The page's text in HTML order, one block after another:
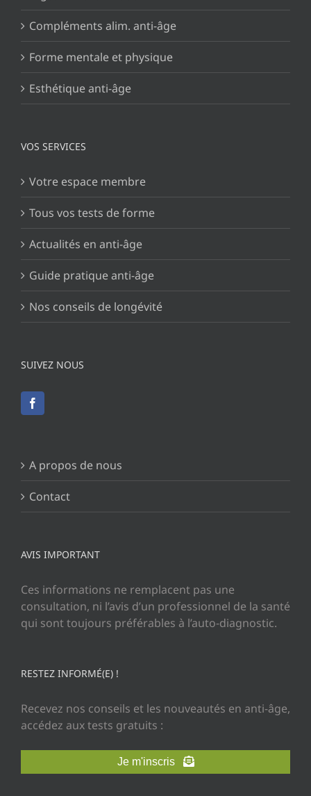
Compléments alim. anti-âge
Forme mentale et physique
Esthétique anti-âge
VOS SERVICES
Votre espace membre
Tous vos tests de forme
Actualités en anti-âge
Guide pratique anti-âge
Nos conseils de longévité
SUIVEZ NOUS
A propos de nous
Contact
AVIS IMPORTANT
Ces informations ne remplacent pas une
consultation, ni l’avis d’un professionnel de la santé
qui sont toujours préférables à l’auto-diagnostic.
RESTEZ INFORMÉ(E) !
Recevez nos conseils et les nouveautés en anti-âge,
accédez aux tests gratuits :
Je m'inscris